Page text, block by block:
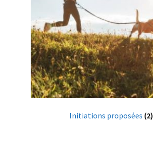
Initiations proposées (2)